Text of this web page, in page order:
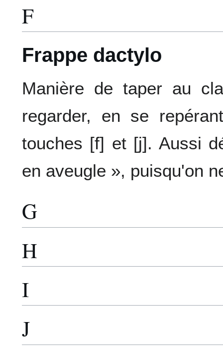
F
Frappe dactylo
Manière de taper au
regarder, en se
touches [f] et [j]. Aussi
en aveugle », puisqu'on
G
H
I
J